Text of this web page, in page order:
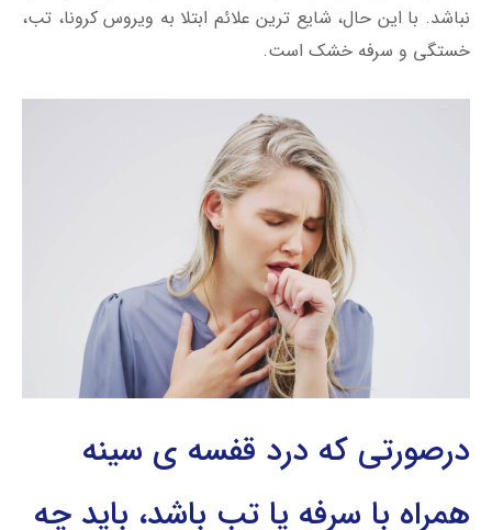
نباشد. با این حال، شایع ترین علائم ابتلا به ویروس کرونا، تب،
خستگی و سرفه خشک است.
درصورتی که درد قفسه ی سینه
همراه با سرفه یا تب باشد، باید چه